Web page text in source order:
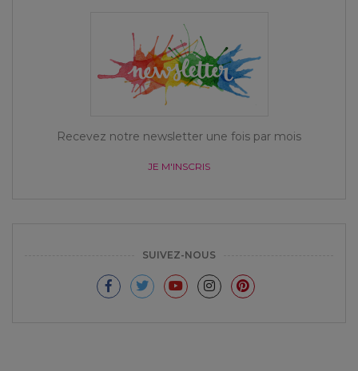
Recevez notre newsletter une fois par mois
JE M'INSCRIS
SUIVEZ-NOUS